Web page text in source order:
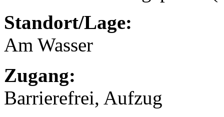
Standort/Lage:
Am Wasser
Zugang:
Barrierefrei, Aufzug